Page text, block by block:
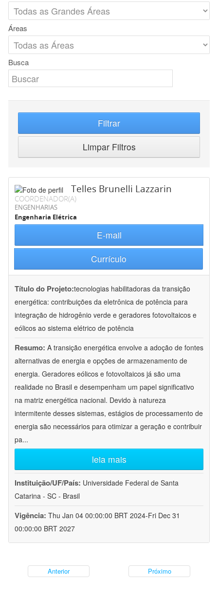
Áreas
Busca
Filtrar
Limpar Filtros
Telles Brunelli Lazzarin
COORDENADOR(A)
ENGENHARIAS
Engenharia Elétrica
E-mail
Currículo
Título do Projeto:tecnologias habilitadoras da transição
energética: contribuições da eletrônica de potência para
integração de hidrogênio verde e geradores fotovoltaicos e
eólicos ao sistema elétrico de potência
Resumo: A transição energética envolve a adoção de fontes
alternativas de energia e opções de armazenamento de
energia. Geradores eólicos e fotovoltaicos já são uma
realidade no Brasil e desempenham um papel significativo
na matriz energética nacional. Devido à natureza
intermitente desses sistemas, estágios de processamento de
energia são necessários para otimizar a geração e contribuir
pa...
leia mais
Instituição/UF/País: Universidade Federal de Santa
Catarina - SC - Brasil
Vigência: Thu Jan 04 00:00:00 BRT 2024-Fri Dec 31
00:00:00 BRT 2027
Anterior Próximo